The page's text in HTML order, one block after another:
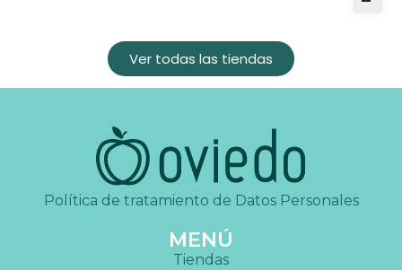
Ver todas las tiendas
Política de tratamiento de Datos Personales
MENÚ
Tiendas